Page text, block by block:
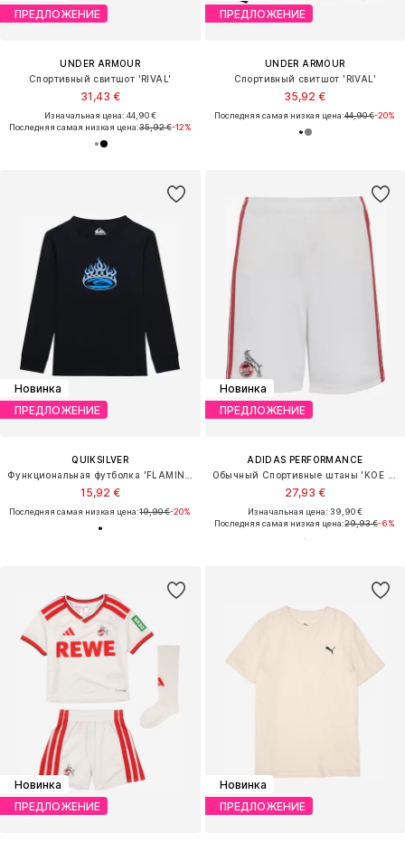
ПРЕДЛОЖЕНИЕ
UNDER ARMOUR
Спортивный свитшот 'RIVAL'
31,43 €
Изначальная цена: 44,90 €
Последняя самая низкая цена:35,92 €-12%
ПРЕДЛОЖЕНИЕ
UNDER ARMOUR
Спортивный свитшот 'RIVAL'
35,92 €
Последняя самая низкая цена:44,90 €-20%
Новинка
ПРЕДЛОЖЕНИЕ
QUIKSILVER
15,92 €
Последняя самая низкая цена:19,90 €-20%
Новинка
ПРЕДЛОЖЕНИЕ
ADIDAS PERFORMANCE
27,93 €
Изначальная цена: 39,90 €
Последняя самая низкая цена:29,93 €-6%
Новинка
ПРЕДЛОЖЕНИЕ
Новинка
ПРЕДЛОЖЕНИЕ